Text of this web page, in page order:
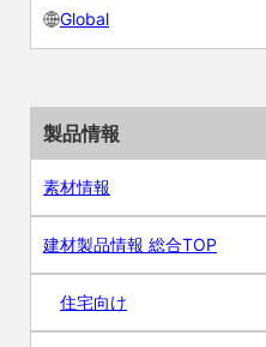
Global
製品情報
素材情報
建材製品情報 総合TOP
住宅向け